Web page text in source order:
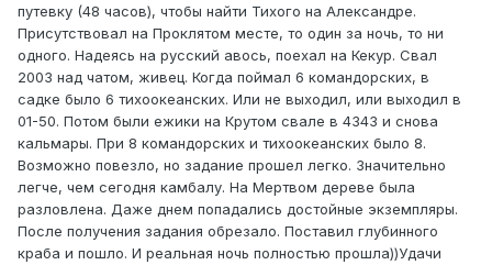
путевку (48 часов), чтобы найти Тихого на Александре.
Присутствовал на Проклятом месте, то один за ночь, то ни
одного. Надеясь на русский авось, поехал на Кекур. Свал
2003 над чатом, живец. Когда поймал 6 командорских, в
садке было 6 тихоокеанских. Или не выходил, или выходил в
01-50. Потом были ежики на Крутом свале в 4343 и снова
кальмары. При 8 командорских и тихоокеанских было 8.
Возможно повезло, но задание прошел легко. Значительно
легче, чем сегодня камбалу. На Мертвом дереве была
разловлена. Даже днем попадались достойные экземпляры.
После получения задания обрезало. Поставил глубинного
краба и пошло. И реальная ночь полностью прошла))Удачи